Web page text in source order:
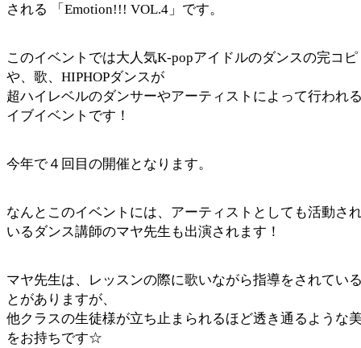
される 「Emotion!!! VOL.4」です。
このイベントでは大人気K-popアイドルのダンスの完コピ
や、歌、HIPHOPダンスが
超ハイレベルのダンサーやアーティストによって行われ
イブイベントです！
今年で４回目の開催となります。
なんとこのイベントには、アーティストとしても活動さ
いるダンス講師のマヤ先生も出演されます！
マヤ先生は、レッスンの際に歌いながら指導をされてい
とがありますが、
他クラスの生徒様が立ち止まられるほど透き通るような
をお持ちです☆